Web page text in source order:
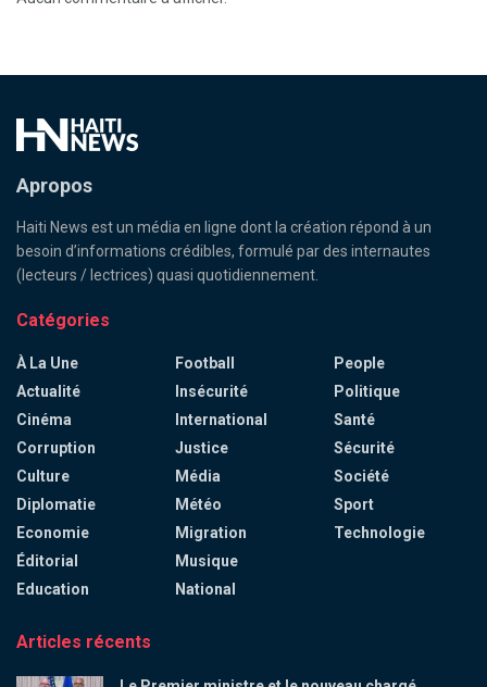
Apropos
Haiti News est un média en ligne dont la création répond à un
besoin d’informations crédibles, formulé par des internautes
(lecteurs / lectrices) quasi quotidiennement.
Catégories
À La Une
Actualité
Cinéma
Corruption
Culture
Diplomatie
Economie
Éditorial
Education
Football
Insécurité
International
Justice
Média
Météo
Migration
Musique
National
People
Politique
Santé
Sécurité
Société
Sport
Technologie
Articles récents